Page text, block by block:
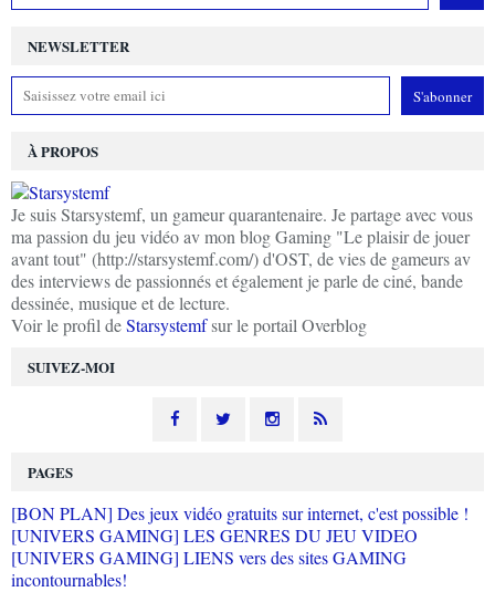
NEWSLETTER
SUIVEZ-MOI
À PROPOS
Je suis Starsystemf, un gameur quarantenaire. Je partage avec vous
ma passion du jeu vidéo av mon blog Gaming "Le plaisir de jouer
avant tout" (http://starsystemf.com/) d'OST, de vies de gameurs av
des interviews de passionnés et également je parle de ciné, bande
dessinée, musique et de lecture.
Voir le profil deStarsystemfsur le portail Overblog
PAGES
[BON PLAN] Des jeux vidéo gratuits sur internet, c'est possible !
[UNIVERS GAMING] LES GENRES DU JEU VIDEO
[UNIVERS GAMING] LIENS vers des sites GAMING
incontournables!